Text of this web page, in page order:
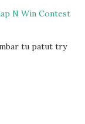
N Win Contest
tu patut try